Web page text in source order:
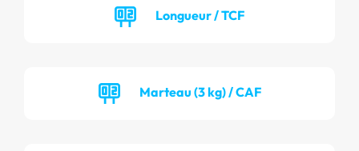
Longueur / TCF
Marteau (3 kg) / CAF